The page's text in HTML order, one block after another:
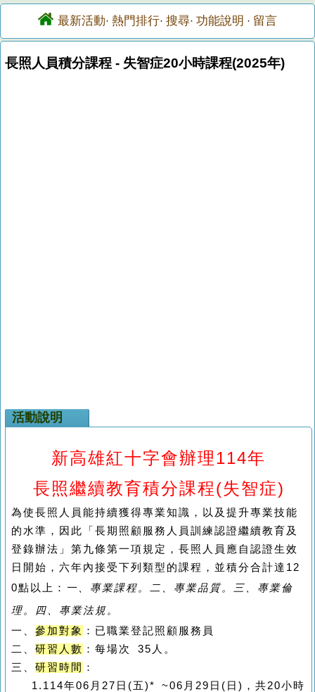
最新活動· 熱門排行· 搜尋· 功能說明 · 留言
長照人員積分課程 - 失智症20小時課程(2025年)
活動說明
新高雄紅十字會辦理114年
長照繼續教育積分課程(失智症)
為使長照人員能持續獲得專業知識，以及提升專業技能
的水準，因此「長期照顧服務人員訓練認證繼續教育及
登錄辦法」第九條第一項規定，長照人員應自認證生效
日開始，六年內接受下列類型的課程，並積分合計達12
0點以上：
一、專業課程。
二、專業品質。三、專業倫
理。四、專業法規。
一、 參加對象
：已職業登記照顧服務員
二、 研習人數 ：每場次 35人。
三、 研習時間
：
1.114年06月27日(五)* ~06月29日(日) ，共20小時